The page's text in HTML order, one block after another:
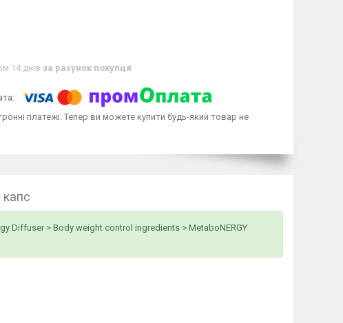
14 днів за рахунок покупця
платежі. Тепер ви можете купити будь-який товар не
Diffuser > Body weight control ingredients > MetaboNERGY